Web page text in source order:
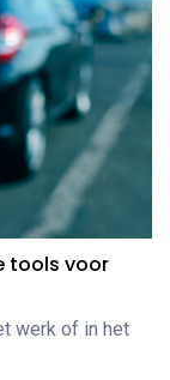
tools voor
werk of in het